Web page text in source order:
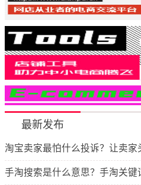
最新发布
淘宝卖家最怕什么投诉？让卖家
手淘搜索是什么意思？手淘关键